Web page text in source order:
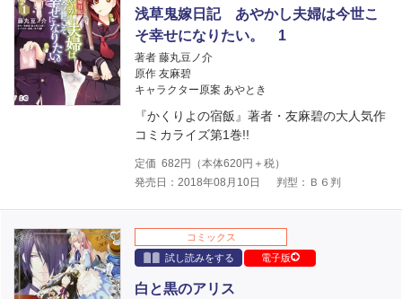
浅草鬼嫁日記 あやかし夫婦は今世こ
そ幸せになりたい。 1
著者 藤丸豆ノ介
原作 友麻碧
キャラクター原案 あやとき
『かくりよの宿飯』著者・友麻碧の大人気作
コミカライズ第1巻!!
定価 682 円（本体620円＋税）
発売日：2018年08月10日
判型：Ｂ６判
コミックス
試し読みをする
電子版
白と黒のアリス